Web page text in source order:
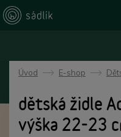
Úvod
->
E-shop
->
dětská židle
výška 22-23